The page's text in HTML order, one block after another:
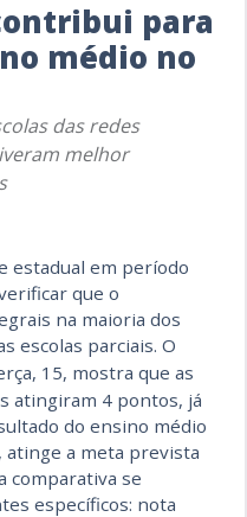
para
médio no
das redes
melhor
estadual em período
que o
na maioria dos
escolas parciais. O
15, mostra que as
atingiram 4 pontos, já
do ensino médio
a meta prevista
comparativa se
específicos: nota